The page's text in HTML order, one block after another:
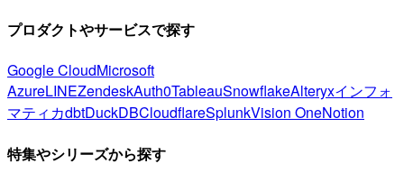
プロダクトやサービスで探す
Google CloudMicrosoft
AzureLINEZendeskAuth0TableauSnowflakeAlteryxインフォ
マティカdbtDuckDBCloudflareSplunkVision OneNotion
特集やシリーズから探す